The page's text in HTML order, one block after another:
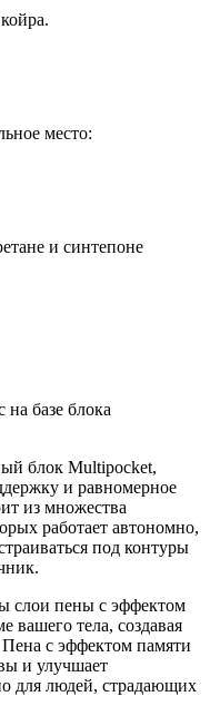
место:
и синтепоне
базе блока
блок Multipocket,
и равномерное
из множества
работает автономно,
под контуры
слои пены с эффектом
вашего тела, создавая
с эффектом памяти
и улучшает
для людей, страдающих